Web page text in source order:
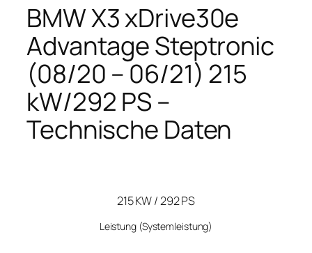
BMW X3 xDrive30e
Advantage Steptronic
(08/20 – 06/21) 215
kW/292 PS –
Technische Daten
215 KW / 292 PS
Leistung(Systemleistung)